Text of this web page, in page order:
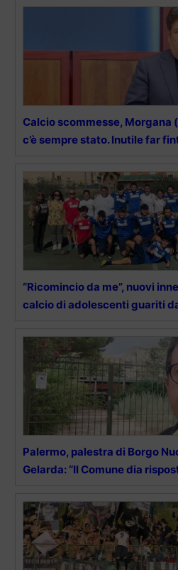
Calcio scommesse, Morgana
c’è sempre stato. Inutile far
“Ricomincio da me”, nuovi
calcio di adolescenti guariti
Palermo, palestra di Borgo
Gelarda: “Il Comune dia